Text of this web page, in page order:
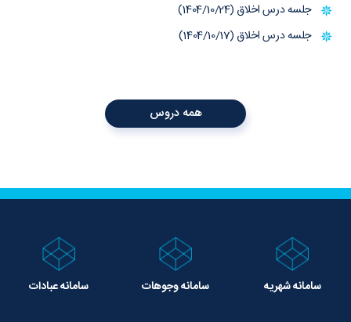
جلسه درس اخلاق (1404/10/24)
جلسه درس اخلاق (1404/10/17)
همه دروس
سامانه شهریه سامانه وجوهات سامانه عبادات